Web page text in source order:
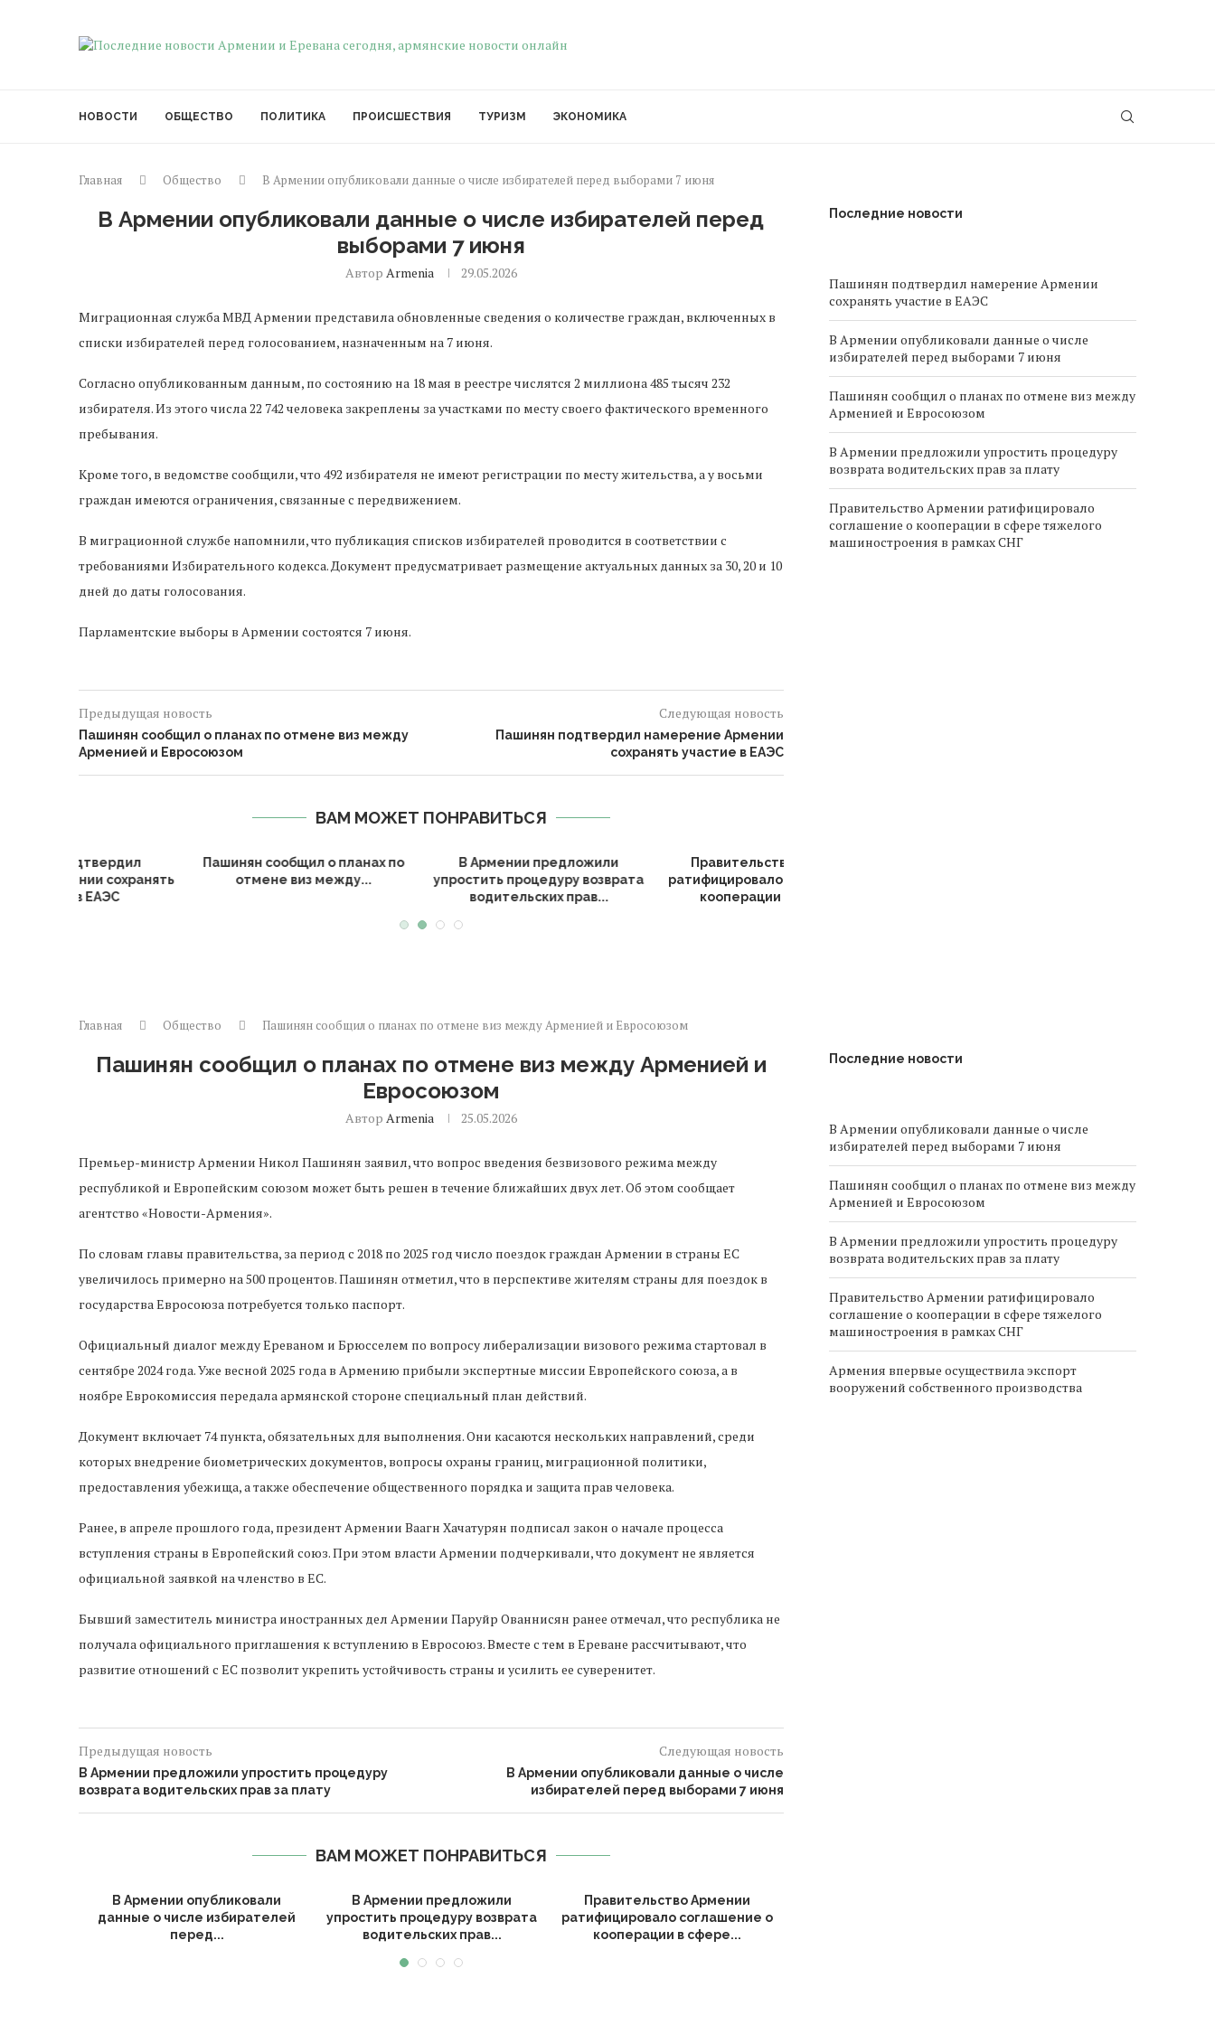
НОВОСТИ ОБЩЕСТВО ПОЛИТИКА ПРОИСШЕСТВИЯ ТУРИЗМ ЭКОНОМИКА
Главная Общество В Армении опубликовали данные о числе избирателей перед выборами 7 июня
В Армении опубликовали данные о числе избирателей перед
выборами 7 июня
Автор Armenia 29.05.2026
Миграционная служба МВД Армении представила обновленные сведения о количестве граждан, включенных в
списки избирателей перед голосованием, назначенным на 7 июня.
Согласно опубликованным данным, по состоянию на 18 мая в реестре числятся 2 миллиона 485 тысяч 232
избирателя. Из этого числа 22 742 человека закреплены за участками по месту своего фактического временного
пребывания.
Кроме того, в ведомстве сообщили, что 492 избирателя не имеют регистрации по месту жительства, а у восьми
граждан имеются ограничения, связанные с передвижением.
В миграционной службе напомнили, что публикация списков избирателей проводится в соответствии с
требованиями Избирательного кодекса. Документ предусматривает размещение актуальных данных за 30, 20 и 10
дней до даты голосования.
Парламентские выборы в Армении состоятся 7 июня.
Предыдущая новость
Пашинян сообщил о планах по отмене виз между
Арменией и Евросоюзом
Следующая новость
Пашинян подтвердил намерение Армении
сохранять участие в ЕАЭС
ВАМ МОЖЕТ ПОНРАВИТЬСЯ
возврата
Правительство Армении
ратифицировало соглашение о
Армянская полиция пресекла
деятельность сети
нелегальных онлайн-казино
Армения смягчила правила
получения гражданства для
переселенцев из...
Последние новости
Пашинян подтвердил намерение Армении
сохранять участие в ЕАЭС
В Армении опубликовали данные о числе
избирателей перед выборами 7 июня
Пашинян сообщил о планах по отмене виз между
Арменией и Евросоюзом
В Армении предложили упростить процедуру
возврата водительских прав за плату
Правительство Армении ратифицировало
соглашение о кооперации в сфере тяжелого
машиностроения в рамках СНГ
Главная Общество Пашинян сообщил о планах по отмене виз между Арменией и Евросоюзом
Пашинян сообщил о планах по отмене виз между Арменией и
Евросоюзом
Автор Armenia 25.05.2026
Премьер-министр Армении Никол Пашинян заявил, что вопрос введения безвизового режима между
республикой и Европейским союзом может быть решен в течение ближайших двух лет. Об этом сообщает
агентство «Новости-Армения».
По словам главы правительства, за период с 2018 по 2025 год число поездок граждан Армении в страны ЕС
увеличилось примерно на 500 процентов. Пашинян отметил, что в перспективе жителям страны для поездок в
государства Евросоюза потребуется только паспорт.
Официальный диалог между Ереваном и Брюсселем по вопросу либерализации визового режима стартовал в
сентябре 2024 года. Уже весной 2025 года в Армению прибыли экспертные миссии Европейского союза, а в
ноябре Еврокомиссия передала армянской стороне специальный план действий.
Документ включает 74 пункта, обязательных для выполнения. Они касаются нескольких направлений, среди
которых внедрение биометрических документов, вопросы охраны границ, миграционной политики,
предоставления убежища, а также обеспечение общественного порядка и защита прав человека.
Ранее, в апреле прошлого года, президент Армении Ваагн Хачатурян подписал закон о начале процесса
вступления страны в Европейский союз. При этом власти Армении подчеркивали, что документ не является
официальной заявкой на членство в ЕС.
Бывший заместитель министра иностранных дел Армении Паруйр Ованнисян ранее отмечал, что республика не
получала официального приглашения к вступлению в Евросоюз. Вместе с тем в Ереване рассчитывают, что
развитие отношений с ЕС позволит укрепить устойчивость страны и усилить ее суверенитет.
Предыдущая новость
В Армении предложили упростить процедуру
возврата водительских прав за плату
Следующая новость
В Армении опубликовали данные о числе
избирателей перед выборами 7 июня
ВАМ МОЖЕТ ПОНРАВИТЬСЯ
В Армении опубликовали
данные о числе избирателей
перед...
В Армении предложили
упростить процедуру возврата
водительских прав...
Правительство Армении
ратифицировало соглашение о
кооперации в сфере...
Последние новости
В Армении опубликовали данные о числе
избирателей перед выборами 7 июня
Пашинян сообщил о планах по отмене виз между
Арменией и Евросоюзом
В Армении предложили упростить процедуру
возврата водительских прав за плату
Правительство Армении ратифицировало
соглашение о кооперации в сфере тяжелого
машиностроения в рамках СНГ
Армения впервые осуществила экспорт
вооружений собственного производства